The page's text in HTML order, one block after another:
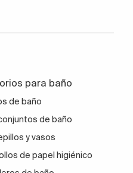
para baño
de baño
de baño
y vasos
de papel higiénico